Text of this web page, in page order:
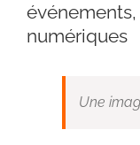
numériques
Une